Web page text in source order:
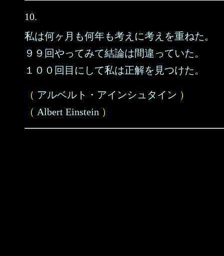
10.
私は何ヶ月も何年も考えに考えを重ねた。
９９回やってみて結論は間違っていた。
１００回目にして私は正解を見つけた。
（ アルベルト・アインシュタイン ）
（ Albert Einstein ）